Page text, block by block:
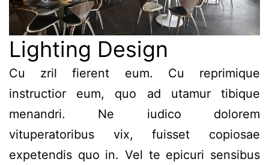
Lighting Design
Cu zril fierent eum. Cu reprimique
instructior eum, quo ad utamur tibique
menandri. Ne iudico dolorem
vituperatoribus vix, fuisset copiosae
expetendis quo in. Vel te epicuri sensibus